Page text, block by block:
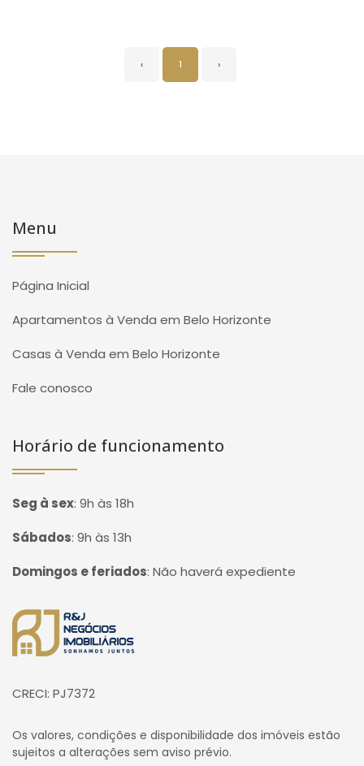
‹ 1 ›
Menu
Página Inicial
Apartamentos à Venda em Belo Horizonte
Casas à Venda em Belo Horizonte
Fale conosco
Horário de funcionamento
Seg à sex: 9h às 18h
Sábados: 9h às 13h
Domingos e feriados: Não haverá expediente
Página inicial
CRECI: PJ7372
Os valores, condições e disponibilidade dos imóveis estão
sujeitos a alterações sem aviso prévio.